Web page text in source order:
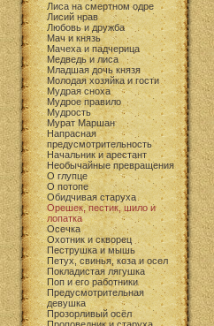
Лиса на смертном одре
Лисий нрав
Любовь и дружба
Мач и князь
Мачеха и падчерица
Медведь и лиса
Младшая дочь князя
Молодая хозяйка и гости
Мудрая сноха
Мудрое правило
Мудрость
Мурат Маршан
Напрасная
предусмотрительность
Начальник и арестант
Необычайные превращения
О глупце
О потопе
Обидчивая старуха
Орешек, пестик, шило и
лопатка
Осечка
Охотник и скворец
Пеструшка и мышь
Петух, свинья, коза и осел
Покладистая лягушка
Поп и его работники
Предусмотрительная
девушка
Прозорливый осёл